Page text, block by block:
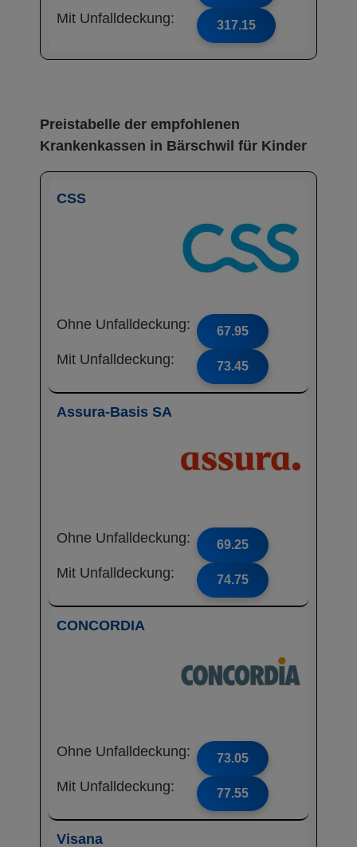
Mit Unfalldeckung: 317.15
Preistabelle der empfohlenen
Krankenkassen in Bärschwil für Kinder
CSS
Ohne Unfalldeckung: 67.95
Mit Unfalldeckung: 73.45
Assura-Basis SA
Ohne Unfalldeckung: 69.25
Mit Unfalldeckung: 74.75
CONCORDIA
Ohne Unfalldeckung: 73.05
Mit Unfalldeckung: 77.55
Visana